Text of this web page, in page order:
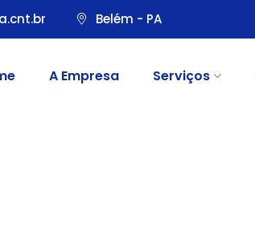
Belém - PA
A Empresa Serviços